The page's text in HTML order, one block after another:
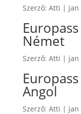
Szerző: Atti | jan
Német
Szerző: Atti | jan
Angol
Szerző: Atti | jan